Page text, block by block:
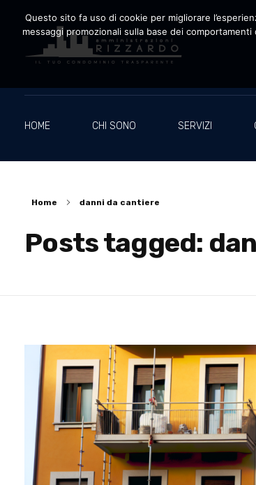
HOME CHI SONO SERVIZI
Home danni da cantiere
Posts tagged:
Questo sito fa uso di cookie per migliorare
messaggi promozionali sulla base dei